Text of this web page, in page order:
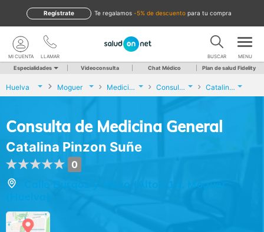
te regalamos -5% de descuento para tu compra
Regístrate
LLAMAR
MI CUENTA BUSCAR MENU
Especialidades Videoconsulta Chat Médico Plan de salud Fidelity
Huelva Moguer Medicina General Consulta de Medicina General Catalina Pinzon Suñe
Consulta de Medicina General
Catalina Pinzon Suñe
0
Calle Burgos y Mazo (Alto), 14, Moguer